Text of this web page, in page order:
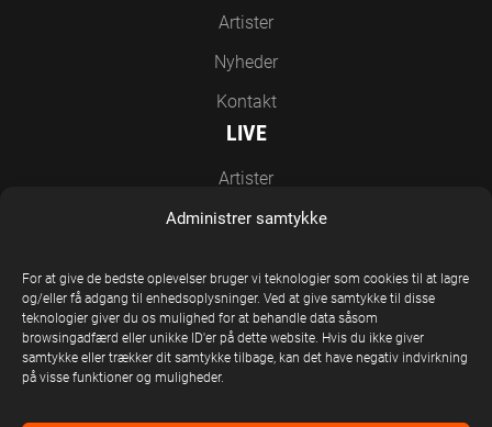
Administrer samtykke
For at give de bedste oplevelser bruger vi teknologier som cookies til at lagre
og/eller få adgang til enhedsoplysninger. Ved at give samtykke til disse
teknologier giver du os mulighed for at behandle data såsom
browsingadfærd eller unikke ID'er på dette website. Hvis du ikke giver
samtykke eller trækker dit samtykke tilbage, kan det have negativ indvirkning
på visse funktioner og muligheder.
Artister
Nyheder
Kontakt
LIVE
Artister
Nyheder
EN DEL AF UNITED STAGE GROUP